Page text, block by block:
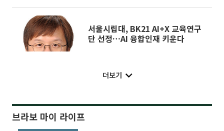
서울시립대, BK21 AI+X 교육연구
단 선정…AI 융합인재 키운다
더보기
브라보 마이 라이프